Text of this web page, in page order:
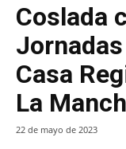
Coslada
Casa
La
22 de mayo de 2023